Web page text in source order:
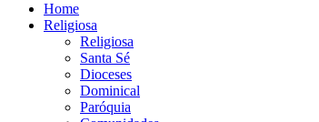
Home
Religiosa
Religiosa
Santa Sé
Dioceses
Dominical
Paróquia